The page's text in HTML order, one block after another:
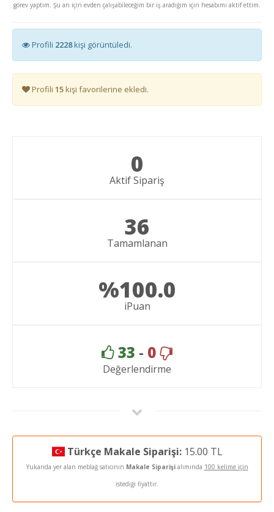
görev yaptım. Şu an için evden çalışabileceğim bir iş aradığım için hesabımı aktif ettim.
Profili 2228kişi görüntüledi.
Profili 15kişi favorilerine ekledi.
0
Aktif Sipariş
36
Tamamlanan
%100.0
iPuan
33 - 0
Değerlendirme
Türkçe Makale Siparişi:15.00 TL
Yukarıda yer alan meblağ satıcının Makale Siparişialımında 100 kelime için
istediği fiyattır.